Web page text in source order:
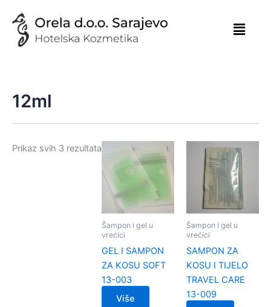
content
12ml
Prikaz svih 3 rezultata
Šampon i gel u
vrećici
GEL I SAMPON
ZA KOSU SOFT
13-003
Više
Šampon i gel u
vrećici
SAMPON ZA
KOSU I TIJELO
TRAVEL CARE
13-009